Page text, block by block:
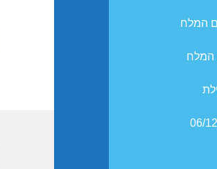
המלח
המלח